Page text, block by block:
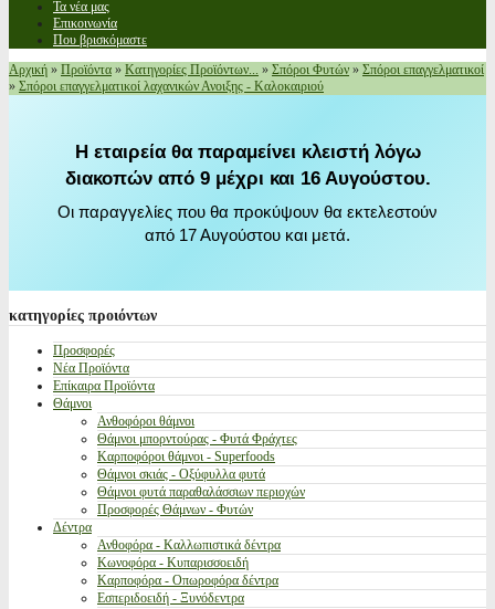
Τα νέα μας
Επικοινωνία
Που βρισκόμαστε
Αρχική » Προϊόντα » Κατηγορίες Προϊόντων... » Σπόροι Φυτών » Σπόροι επαγγελματικοί
» Σπόροι επαγγελματικοί λαχανικών Ανοιξης - Καλοκαιριού
Η εταιρεία θα παραμείνει κλειστή λόγω
διακοπών από 9 μέχρι και 16 Αυγούστου.
Οι παραγγελίες που θα προκύψουν θα εκτελεστούν
από 17 Αυγούστου και μετά.
κατηγορίες προιόντων
Προσφορές
Νέα Προϊόντα
Επίκαιρα Προϊόντα
Θάμνοι
Ανθοφόροι θάμνοι
Θάμνοι μπορντούρας - Φυτά Φράχτες
Καρποφόροι θάμνοι - Superfoods
Θάμνοι σκιάς - Οξύφυλλα φυτά
Θάμνοι φυτά παραθαλάσσιων περιοχών
Προσφορές Θάμνων - Φυτών
Δέντρα
Ανθοφόρα - Καλλωπιστικά δέντρα
Κωνοφόρα - Κυπαρισσοειδή
Καρποφόρα - Οπωροφόρα δέντρα
Εσπεριδοειδή - Ξυνόδεντρα